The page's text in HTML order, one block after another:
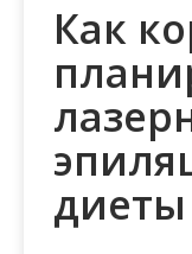
Как
диеты